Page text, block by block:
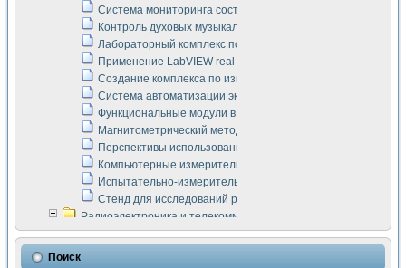
Система мониторинга состояния тяговых
Контроль духовых музыкальных инструментов
Лабораторный комплекс по исследованию элементной
Применение LabVIEW real-time module для
Создание комплекса по измерению скорости подвижного
Система автоматизации экспериментальных
Функциональные модули в стандарте Nl SCXI для
Магнитометрический метод в дефектоскопии сварных
Перспективы использования машинного зрения в
Компьютерные измерительные системы для
Испытательно-измерительный комплекс аппаратуры для
Стенд для исследований рабочих процессов ДВС в
Радиоэлектроника и телекоммуникации
LabVIEW в расчетах радиолиний систем передачи данных
Аппаратно-программный комплекс для исследования
Поиск